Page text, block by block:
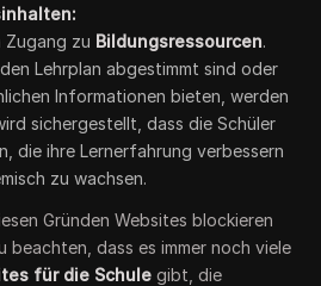
Zugang zu Bildungsressourcen.
Lehrplan abgestimmt sind oder
Informationen bieten, werden
sichergestellt, dass die Schüler
die ihre Lernerfahrung verbessern
zu wachsen.
Gründen Websites blockieren
beachten, dass es immer noch viele
für die Schule gibt, die